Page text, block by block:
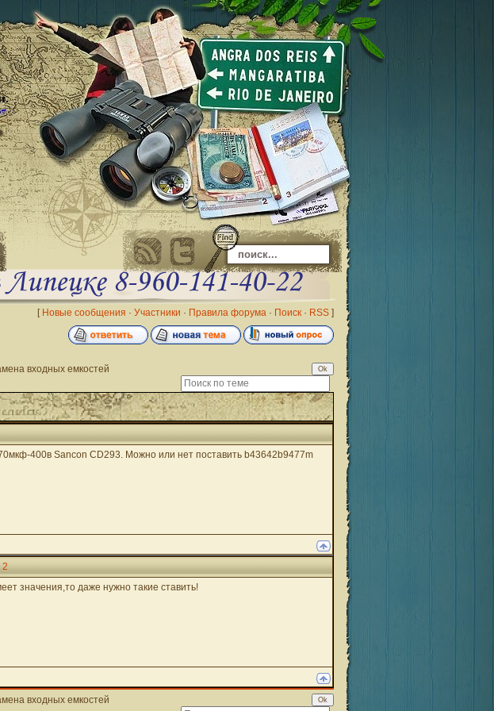
[ Новые сообщения · Участники · Правила форума · Поиск · RSS ]
входных емкостей
400в Sancon CD293. Можно или нет поставить b43642b9477m
2
значения,то даже нужно такие ставить!
входных емкостей